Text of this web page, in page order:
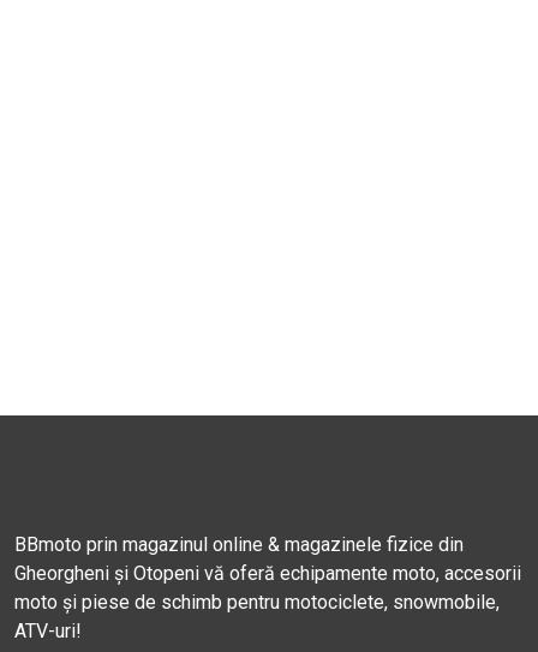
BBmoto prin magazinul online & magazinele fizice din
Gheorgheni și Otopeni vă oferă echipamente moto, accesorii
moto și piese de schimb pentru motociclete, snowmobile,
ATV-uri!